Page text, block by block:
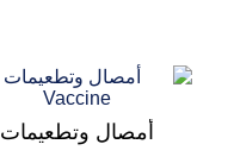
أمصال وتطعيمات